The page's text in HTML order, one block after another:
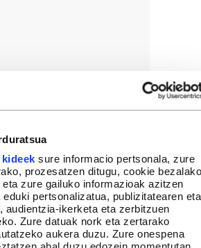
sure informacio pertsonala, zure
prozesatzen ditugu, cookie bezalako
zure gailuko informazioak azitzen
pertsonalizatua, publizitatearen eta
audientzia-ikerketa eta zerbitzuen
Zure datuak nork eta zertarako
aukera duzu. Zure onespena